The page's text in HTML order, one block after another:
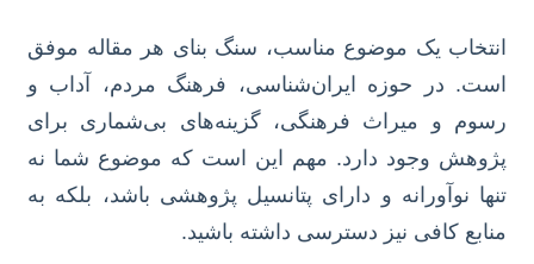
انتخاب یک موضوع مناسب، سنگ بنای هر مقاله موفق
است. در حوزه ایران‌شناسی، فرهنگ مردم، آداب و
رسوم و میراث فرهنگی، گزینه‌های بی‌شماری برای
پژوهش وجود دارد. مهم این است که موضوع شما نه
تنها نوآورانه و دارای پتانسیل پژوهشی باشد، بلکه به
منابع کافی نیز دسترسی داشته باشید.